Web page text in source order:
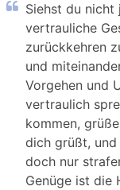
Siehst du nicht
vertrauliche
zurückkehren
und
Vorgehen und
vertraulich
kommen,
dich grüßt, und
doch nur
Genüge ist die